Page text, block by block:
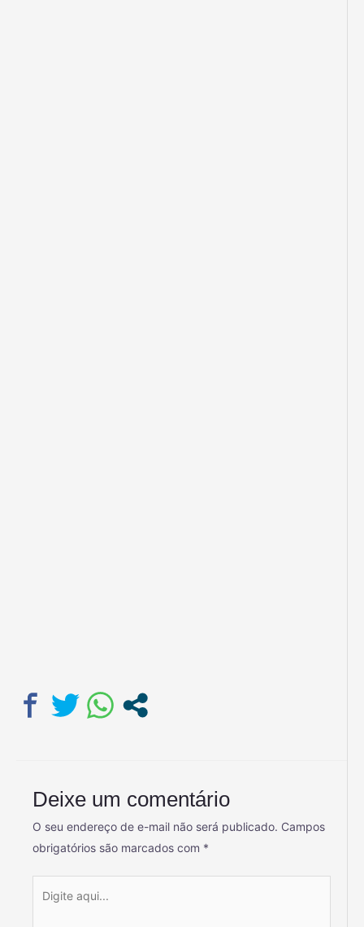
Deixe um comentário
O seu endereço de e-mail não será publicado. Campos
obrigatórios são marcados com *